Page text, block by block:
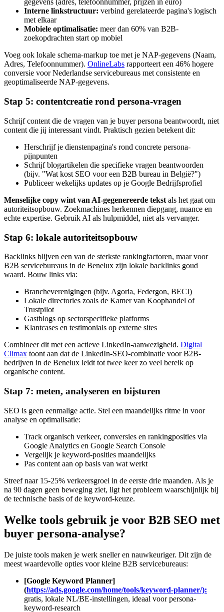
gegevens (adres, telefoonnummer, prijzen in euro)
Interne linkstructuur: verbind gerelateerde pagina's logisch
met elkaar
Mobiele optimalisatie: meer dan 60% van B2B-
zoekopdrachten start op mobiel
Voeg ook lokale schema-markup toe met je NAP-gegevens (Naam,
Adres, Telefoonnummer). OnlineLabs rapporteert een 46% hogere
conversie voor Nederlandse servicebureaus met consistente en
geoptimaliseerde NAP-gegevens.
Stap 5: contentcreatie rond persona-vragen
Schrijf content die de vragen van je buyer persona beantwoordt, niet
content die jij interessant vindt. Praktisch gezien betekent dit:
Herschrijf je dienstenpagina's rond concrete persona-
pijnpunten
Schrijf blogartikelen die specifieke vragen beantwoorden
(bijv. "Wat kost SEO voor een B2B bureau in België?")
Publiceer wekelijks updates op je Google Bedrijfsprofiel
Menselijke copy wint van AI-gegenereerde tekst als het gaat om
autoriteitsopbouw. Zoekmachines herkennen diepgang, nuance en
echte expertise. Gebruik AI als hulpmiddel, niet als vervanger.
Stap 6: lokale autoriteitsopbouw
Backlinks blijven een van de sterkste rankingfactoren, maar voor
B2B servicebureaus in de Benelux zijn lokale backlinks goud
waard. Bouw links via:
Brancheverenigingen (bijv. Agoria, Federgon, BECI)
Lokale directories zoals de Kamer van Koophandel of
Trustpilot
Gastblogs op sectorspecifieke platforms
Klantcases en testimonials op externe sites
Combineer dit met een actieve LinkedIn-aanwezigheid. Digital
Climax toont aan dat de LinkedIn-SEO-combinatie voor B2B-
bedrijven in de Benelux leidt tot twee keer zo veel bereik op
organische content.
Stap 7: meten, analyseren en bijsturen
SEO is geen eenmalige actie. Stel een maandelijks ritme in voor
analyse en optimalisatie:
Track organisch verkeer, conversies en rankingposities via
Google Analytics en Google Search Console
Vergelijk je keyword-posities maandelijks
Pas content aan op basis van wat werkt
Streef naar 15-25% verkeersgroei in de eerste drie maanden. Als je
na 90 dagen geen beweging ziet, ligt het probleem waarschijnlijk bij
de technische basis of de keyword-keuze.
Welke tools gebruik je voor B2B SEO met
buyer persona-analyse?
De juiste tools maken je werk sneller en nauwkeuriger. Dit zijn de
meest waardevolle opties voor kleine B2B servicebureaus:
[Google Keyword Planner]
(https://ads.google.com/home/tools/keyword-planner/):
gratis, lokale NL/BE-instellingen, ideaal voor persona-
keyword-research